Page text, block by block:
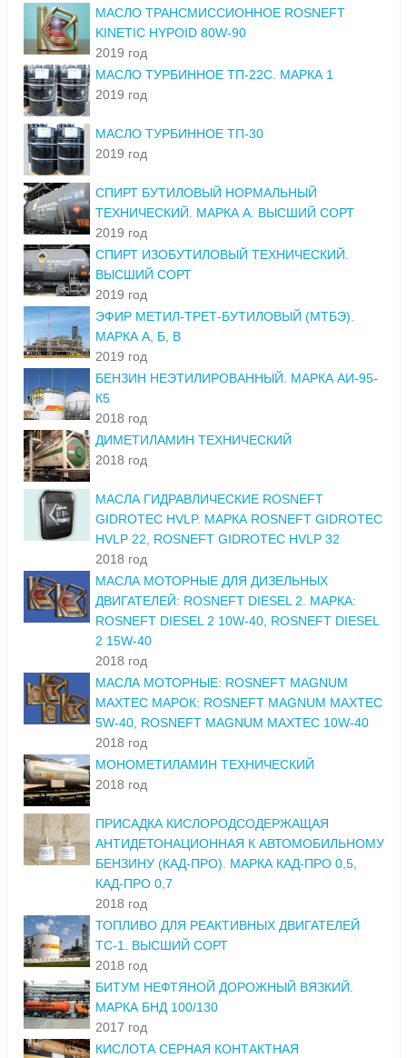
МАСЛО ТРАНСМИССИОННОЕ ROSNEFT
KINETIC HYPOID 80W-90
2019 год
МАСЛО ТУРБИННОЕ ТП-22С. МАРКА 1
2019 год
МАСЛО ТУРБИННОЕ ТП-30
2019 год
СПИРТ БУТИЛОВЫЙ НОРМАЛЬНЫЙ
ТЕХНИЧЕСКИЙ. МАРКА А. ВЫСШИЙ СОРТ
2019 год
СПИРТ ИЗОБУТИЛОВЫЙ ТЕХНИЧЕСКИЙ.
ВЫСШИЙ СОРТ
2019 год
ЭФИР МЕТИЛ-ТРЕТ-БУТИЛОВЫЙ (МТБЭ).
МАРКА А, Б, В
2019 год
БЕНЗИН НЕЭТИЛИРОВАННЫЙ. МАРКА АИ-95-
К5
2018 год
ДИМЕТИЛАМИН ТЕХНИЧЕСКИЙ
2018 год
МАСЛА ГИДРАВЛИЧЕСКИЕ ROSNEFT
GIDROTEC HVLP. МАРКА ROSNEFT GIDROTEC
HVLP 22, ROSNEFT GIDROTEC HVLP 32
2018 год
МАСЛА МОТОРНЫЕ ДЛЯ ДИЗЕЛЬНЫХ
ДВИГАТЕЛЕЙ: ROSNEFT DIESEL 2. МАРКА:
ROSNEFT DIESEL 2 10W-40, ROSNEFT DIESEL
2 15W-40
2018 год
МАСЛА МОТОРНЫЕ: ROSNEFT MAGNUM
MAXTEC МАРОК: ROSNEFT MAGNUM MAXTEC
5W-40, ROSNEFT MAGNUM MAXTEC 10W-40
2018 год
МОНОМЕТИЛАМИН ТЕХНИЧЕСКИЙ
2018 год
ПРИСАДКА КИСЛОРОДСОДЕРЖАЩАЯ
АНТИДЕТОНАЦИОННАЯ К АВТОМОБИЛЬНОМУ
БЕНЗИНУ (КАД-ПРО). МАРКА КАД-ПРО 0,5,
КАД-ПРО 0,7
2018 год
ТОПЛИВО ДЛЯ РЕАКТИВНЫХ ДВИГАТЕЛЕЙ
ТС-1. ВЫСШИЙ СОРТ
2018 год
БИТУМ НЕФТЯНОЙ ДОРОЖНЫЙ ВЯЗКИЙ.
МАРКА БНД 100/130
2017 год
КИСЛОТА СЕРНАЯ КОНТАКТНАЯ